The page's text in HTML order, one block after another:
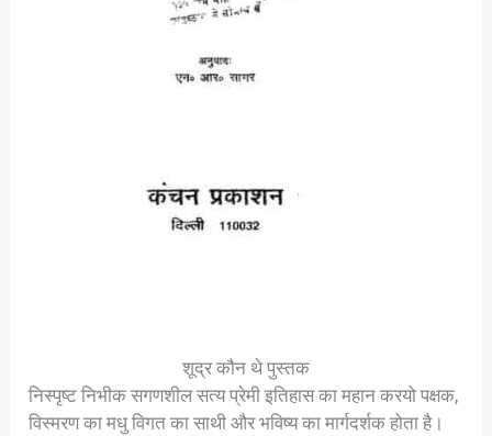
शूद्र कौन थे पुस्तक
निस्पृष्ट निभीक सगणशील सत्य प्रेमी इतिहास का महान करयो पक्षक,
विस्मरण का मधु विगत का साथी और भविष्य का मार्गदर्शक होता है।